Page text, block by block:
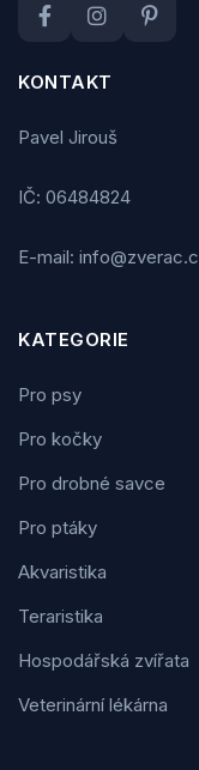
KONTAKT
Pavel Jirouš
IČ: 06484824
E-mail:
KATEGORIE
Pro psy
Pro kočky
Pro drobné savce
Pro ptáky
Akvaristika
Teraristika
Hospodářská zvířata
Veterinární lékárna